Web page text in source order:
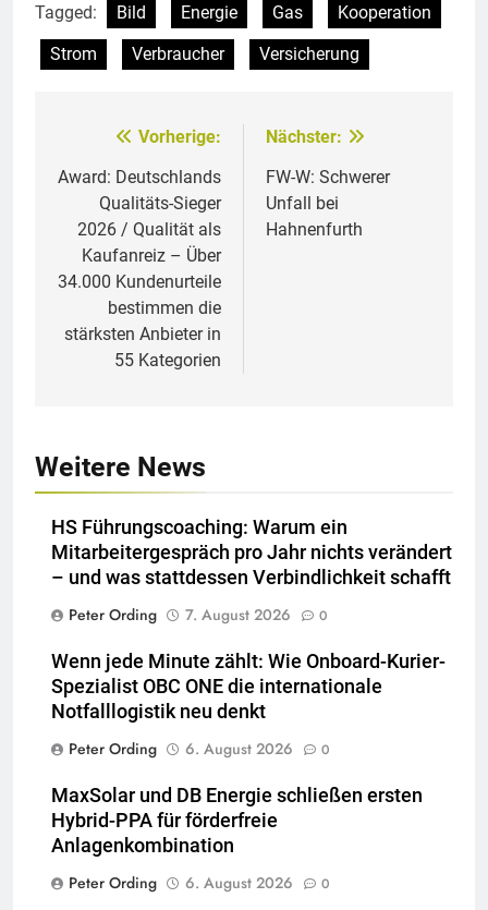
Tagged: Bild Energie Gas
Kooperation
Strom
Verbraucher Versicherung
Beitragsnavigation
Vorherige:
Award: Deutschlands
Qualitäts-Sieger
2026 / Qualität als
Kaufanreiz – Über
34.000 Kundenurteile
bestimmen die
stärksten Anbieter in
55 Kategorien
Nächster:
FW-W: Schwerer
Unfall bei
Hahnenfurth
Weitere News
HS Führungscoaching: Warum ein
Mitarbeitergespräch pro Jahr nichts verändert
– und was stattdessen Verbindlichkeit schafft
Peter Ording
7. August 2026 0
Wenn jede Minute zählt: Wie Onboard-Kurier-
Spezialist OBC ONE die internationale
Notfalllogistik neu denkt
Peter Ording
6. August 2026 0
MaxSolar und DB Energie schließen ersten
Hybrid-PPA für förderfreie
Anlagenkombination
Peter Ording
6. August 2026 0